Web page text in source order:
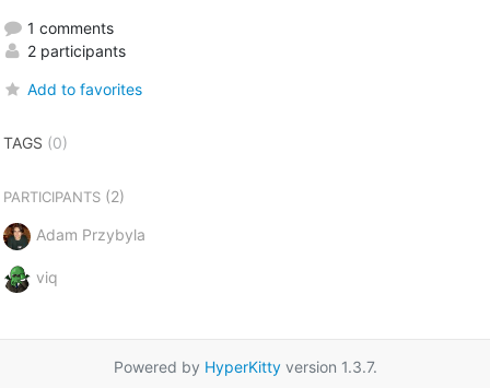
1 comments
2 participants
Add to favorites
TAGS (0)
PARTICIPANTS(2)
Adam Przybyla
viq
Powered by HyperKittyversion 1.3.7.